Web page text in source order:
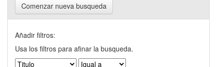
Comenzar nueva busqueda
Añadir filtros:
Usa los filtros para afinar la busqueda.